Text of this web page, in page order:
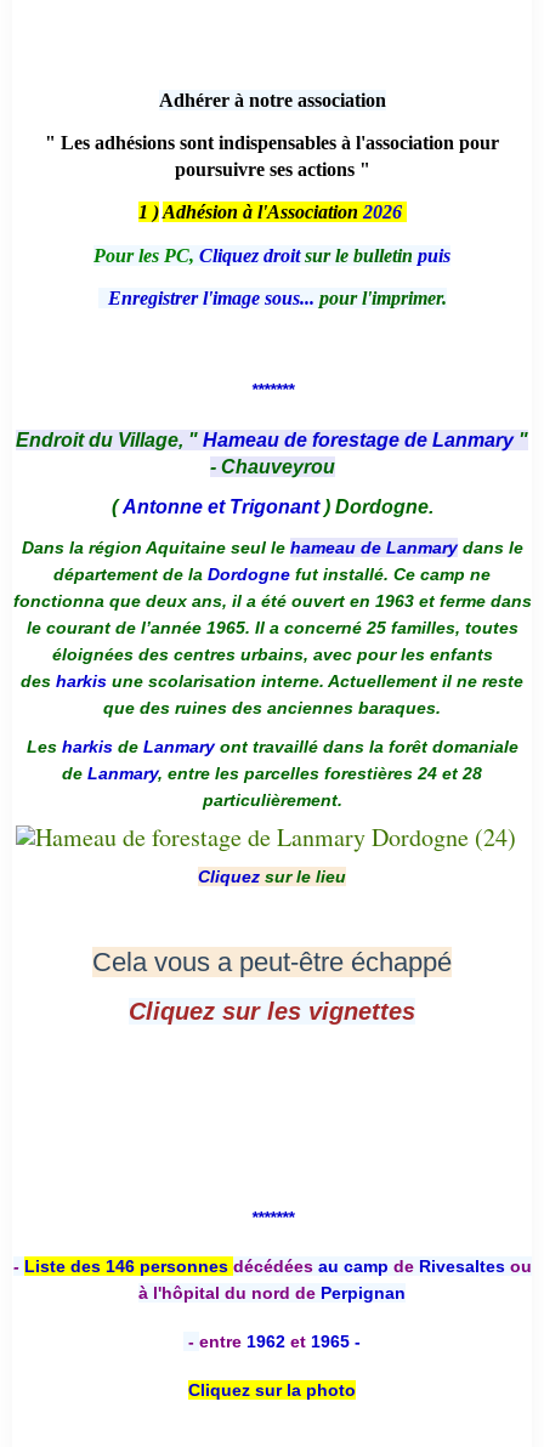
Adhérer à notre association
" Les adhésions sont indispensables à l'association pour
poursuivre ses actions "
1 ) Adhésion à l'Association 2026
Pour les PC, Cliquez droitsur le bulletin puis
Enregistrer l'image sous... pour l'imprimer.
*******
Endroit du Village, " Hameau de forestage de Lanmary "
- Chauveyrou
(Antonne et Trigonant) Dordogne.
Dans la région Aquitaine seul le hameau de Lanmarydans le
département de la Dordogne fut installé. Ce camp ne
fonctionna que deux ans, il a été ouvert en 1963 et ferme dans
le courant de l’année 1965. Il a concerné 25 familles, toutes
éloignées des centres urbains, avec pour les enfants
des harkis une scolarisation interne. Actuellement il ne reste
que des ruines des anciennes baraques.
Les harkis de Lanmaryont travaillé dans la forêt domaniale
de Lanmary, entre les parcelles forestières 24 et 28
particulièrement.
Cliquez sur le lieu
Cela vous a peut-être échappé
Cliquez sur les vignettes
*******
- Liste des 146 personnes décédées au camp deRivesaltesou
à l'hôpital du nord de Perpignan
- entre 1962 et 1965 -
Cliquez sur la photo